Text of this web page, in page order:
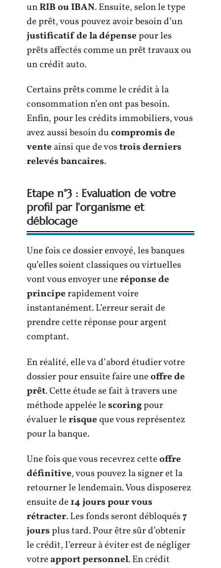
unRIB ou IBAN. Ensuite, selon le type
de prêt, vous pouvez avoir besoin d’un
justificatif de la dépensepour les
prêts affectés comme un prêt travaux ou
un crédit auto.
Certains prêts comme le crédit à la
consommation n’en ont pas besoin.
Enfin, pour les crédits immobiliers, vous
avez aussi besoin ducompromis de
vente ainsi que de vostrois derniers
relevés bancaires.
Etape n°3 : Evaluation de votre
profil par l’organisme et
déblocage
Une fois ce dossier envoyé, les banques
qu’elles soient classiques ou virtuelles
vont vous envoyer uneréponse de
principerapidement voire
instantanément. L’erreur serait de
prendre cette réponse pour argent
comptant.
En réalité, elle va d’abord étudier votre
dossier pour ensuite faire uneoffre de
prêt. Cette étude se fait à travers une
méthode appelée lescoringpour
évaluer lerisqueque vous représentez
pour la banque.
Une fois que vous recevrez cetteoffre
définitive, vous pouvez la signer et la
retourner le lendemain. Vous disposerez
ensuite de14 jours pour vous
rétracter. Les fonds seront débloqués7
joursplus tard. Pour être sûr d’obtenir
le crédit, l’erreur à éviter est de négliger
votreapport personnel. En crédit